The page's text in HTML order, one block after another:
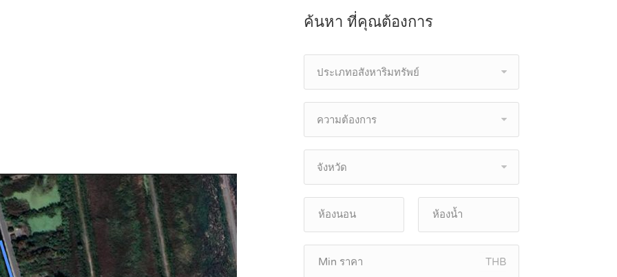
ค้นหา ที่คุณต้องการ
ประเภทอสังหาริมทรัพย์
ความต้องการ
จังหวัด
THB